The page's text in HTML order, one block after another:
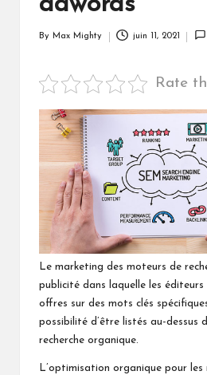
By Max Mighty juin 11, 2021
Rate
Le marketing des moteurs de
publicité dans laquelle les
offres sur des mots clés
possibilité d’être listés au-dessus
recherche organique.
L’optimisation organique pour les